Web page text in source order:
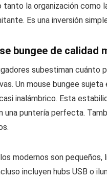
tanto la organización como
Es una inversión
bungee de
subestiman cuánto
Un mouse bungee
inalámbrico. Esta
una puntería perfecta.
modernos son
incluyen hubs USB o